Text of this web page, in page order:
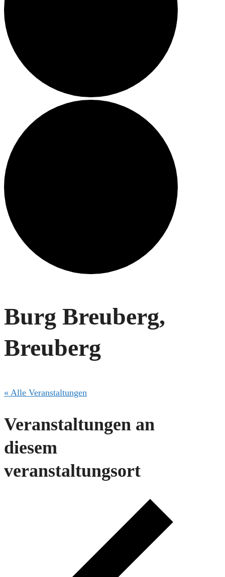
Burg Breuberg,
Breuberg
« Alle Veranstaltungen
Veranstaltungen an
diesem
veranstaltungsort